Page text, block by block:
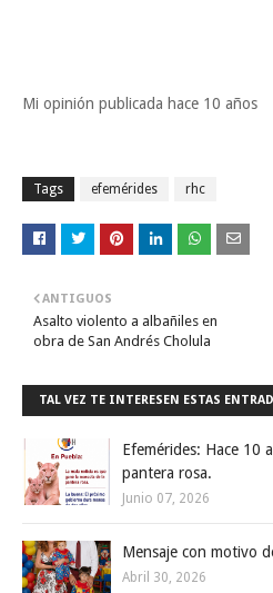
Mi opinión publicada hace 10 años
Tags efemérides rhc
ANTIGUOS
Asalto violento a albañiles en
obra de San Andrés Cholula
TAL VEZ TE INTERESEN ESTAS
Efemérides: Hace 10
pantera rosa.
Junio 07, 2026
Mensaje con motivo
Abril 30, 2026